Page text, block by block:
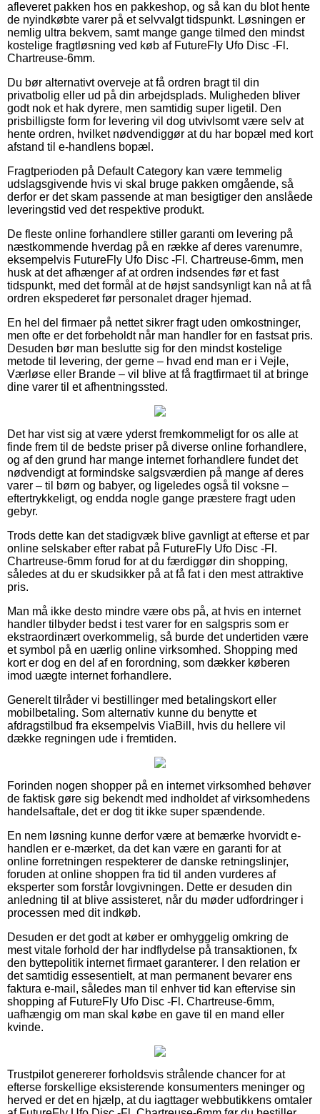
afleveret pakken hos en pakkeshop, og så kan du blot hente
de nyindkøbte varer på et selvvalgt tidspunkt. Løsningen er
nemlig ultra bekvem, samt mange gange tilmed den mindst
kostelige fragtløsning ved køb af FutureFly Ufo Disc -Fl.
Chartreuse-6mm.
Du bør alternativt overveje at få ordren bragt til din
privatbolig eller ud på din arbejdsplads. Muligheden bliver
godt nok et hak dyrere, men samtidig super ligetil. Den
prisbilligste form for levering vil dog utvivlsomt være selv at
hente ordren, hvilket nødvendiggør at du har bopæl med kort
afstand til e-handlens bopæl.
Fragtperioden på Default Category kan være temmelig
udslagsgivende hvis vi skal bruge pakken omgående, så
derfor er det skam passende at man besigtiger den anslåede
leveringstid ved det respektive produkt.
De fleste online forhandlere stiller garanti om levering på
næstkommende hverdag på en række af deres varenumre,
eksempelvis FutureFly Ufo Disc -Fl. Chartreuse-6mm, men
husk at det afhænger af at ordren indsendes før et fast
tidspunkt, med det formål at de højst sandsynligt kan nå at få
ordren ekspederet før personalet drager hjemad.
En hel del firmaer på nettet sikrer fragt uden omkostninger,
men ofte er det forbeholdt når man handler for en fastsat pris.
Desuden bør man beslutte sig for den mindst kostelige
metode til levering, der gerne – hvad end man er i Vejle,
Værløse eller Brande – vil blive at få fragtfirmaet til at bringe
dine varer til et afhentningssted.
Det har vist sig at være yderst fremkommeligt for os alle at
finde frem til de bedste priser på diverse online forhandlere,
og af den grund har mange internet forhandlere fundet det
nødvendigt at formindske salgsværdien på mange af deres
varer – til børn og babyer, og ligeledes også til voksne –
eftertrykkeligt, og endda nogle gange præstere fragt uden
gebyr.
Trods dette kan det stadigvæk blive gavnligt at efterse et par
online selskaber efter rabat på FutureFly Ufo Disc -Fl.
Chartreuse-6mm forud for at du færdiggør din shopping,
således at du er skudsikker på at få fat i den mest attraktive
pris.
Man må ikke desto mindre være obs på, at hvis en internet
handler tilbyder bedst i test varer for en salgspris som er
ekstraordinært overkommelig, så burde det undertiden være
et symbol på en uærlig online virksomhed. Shopping med
kort er dog en del af en forordning, som dækker køberen
imod uægte internet forhandlere.
Generelt tilråder vi bestillinger med betalingskort eller
mobilbetaling. Som alternativ kunne du benytte et
afdragstilbud fra eksempelvis ViaBill, hvis du hellere vil
dække regningen ude i fremtiden.
Forinden nogen shopper på en internet virksomhed behøver
de faktisk gøre sig bekendt med indholdet af virksomhedens
handelsaftale, det er dog tit ikke super spændende.
En nem løsning kunne derfor være at bemærke hvorvidt e-
handlen er e-mærket, da det kan være en garanti for at
online forretningen respekterer de danske retningslinjer,
foruden at online shoppen fra tid til anden vurderes af
eksperter som forstår lovgivningen. Dette er desuden din
anledning til at blive assisteret, når du møder udfordringer i
processen med dit indkøb.
Desuden er det godt at køber er omhyggelig omkring de
mest vitale forhold der har indflydelse på transaktionen, fx
den byttepolitik internet firmaet garanterer. I den relation er
det samtidig essesentielt, at man permanent bevarer ens
faktura e-mail, således man til enhver tid kan eftervise sin
shopping af FutureFly Ufo Disc -Fl. Chartreuse-6mm,
uafhængig om man skal købe en gave til en mand eller
kvinde.
Trustpilot genererer forholdsvis strålende chancer for at
efterse forskellige eksisterende konsumenters meninger og
herved er det en hjælp, at du iagttager webbutikkens omtaler